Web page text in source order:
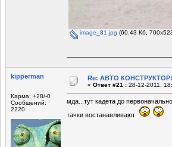
image_81.jpg (60.43 Кб,
kipperman
Карма: +28/-0
Сообщений:
2220
Re: АВТО КОНСТРУКТОР!
« Ответ #21 : 28-12-2011,
мда...тут кадета до
тачки востанавливают